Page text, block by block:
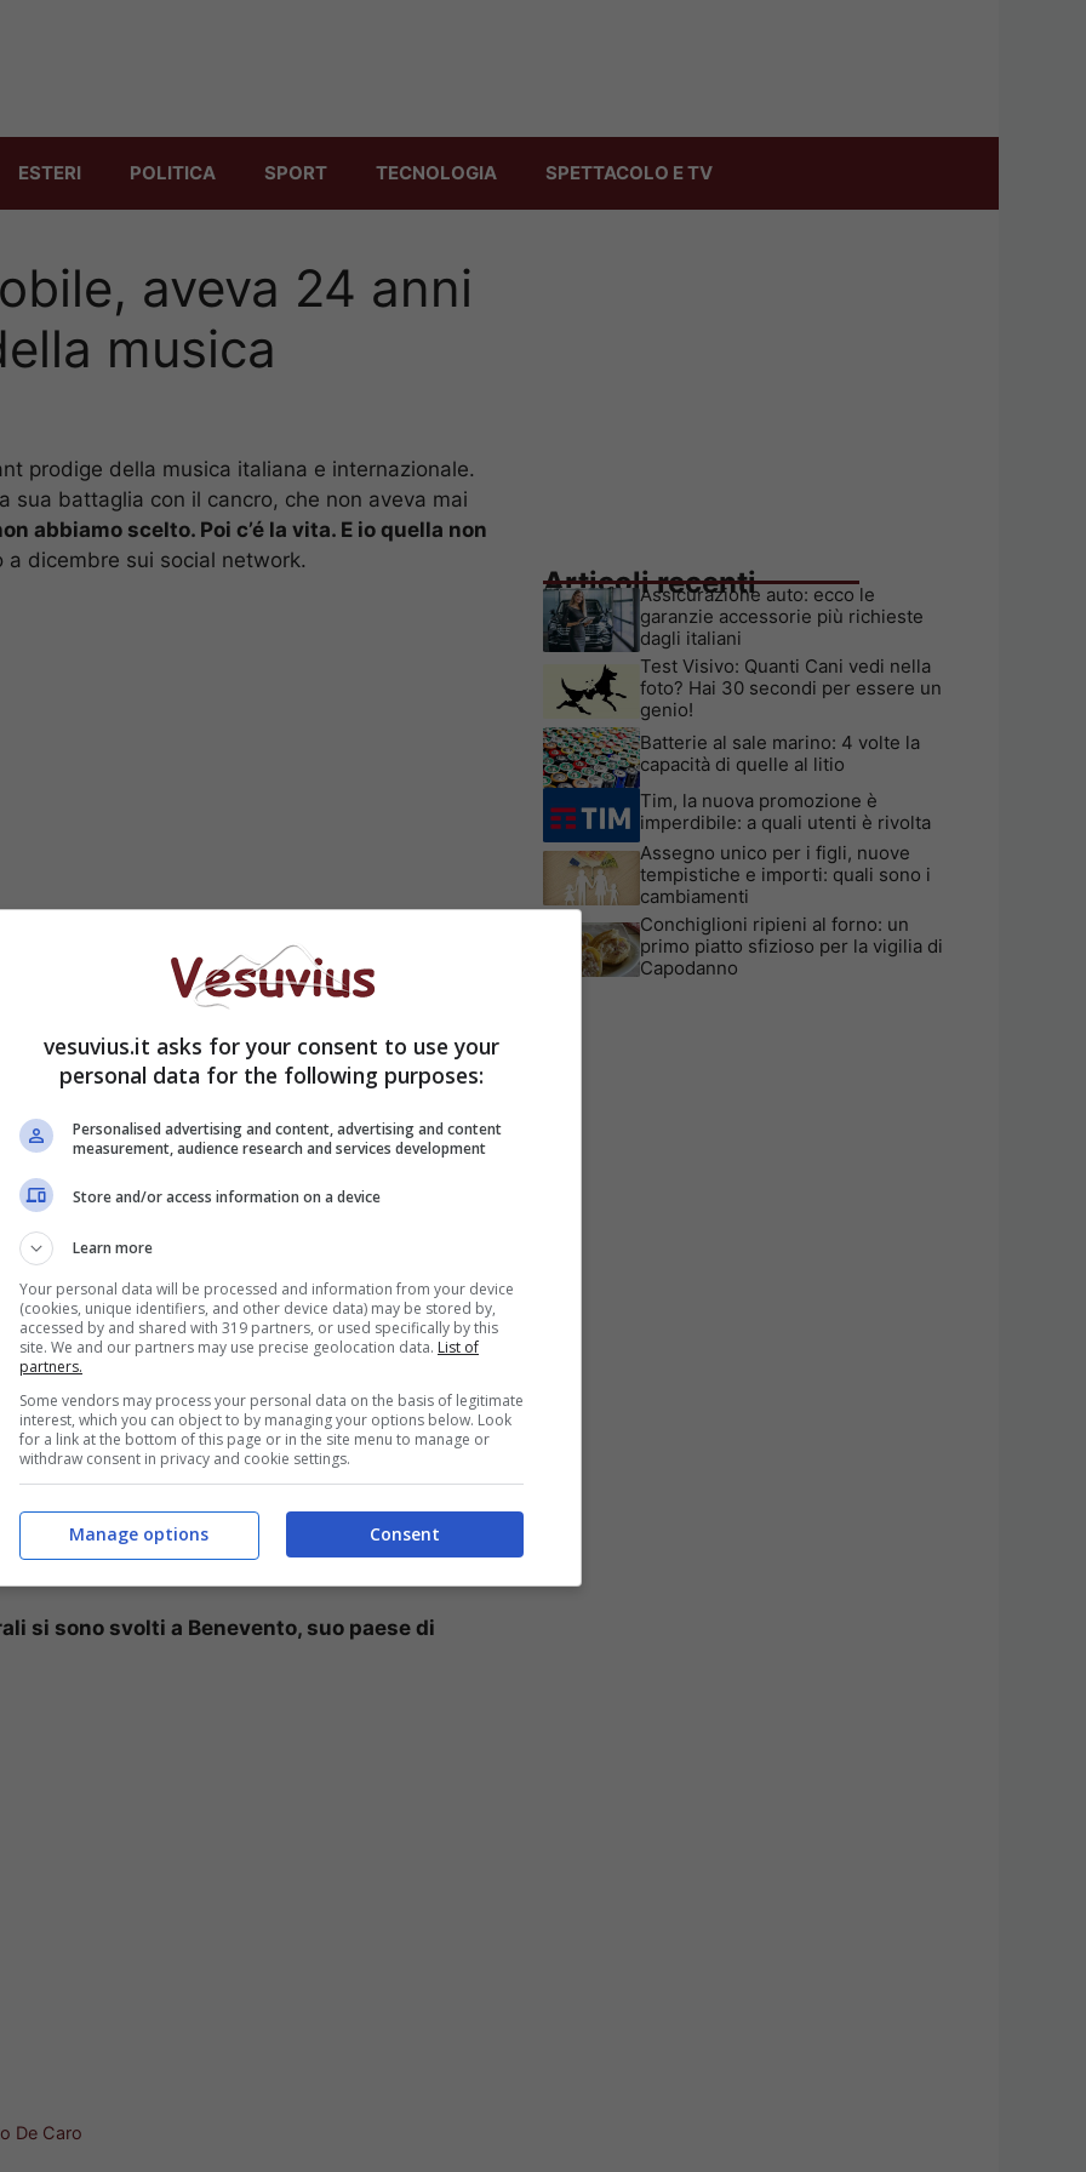
ESTERI POLITICA SPORT TECNOLOGIA SPETTACOLO E TV
aveva 24 anni
musica
prodige della musica italiana e internazionale.
sua battaglia con il cancro, che non aveva mai
abbiamo scelto. Poi c’é la vita. E io quella non
a dicembre sui social network.
in violino al Conservatorio di Benevento
Direttrice d’Orchestra presso l’Accademia di
mondo della musica, Carlotta aveva
arte contemporanea e perfezionando la sua
York.
in diversi studi europei,Carlotta Nobile era
classica non solo italiana, ma anche
poliedrico perchè, nonostante la giovane
e l’organizzazione di eventi per la diffusione
si sono svolti a Benevento, suo paese di
De Caro
Articoli recenti
Assicurazione auto: ecco le
garanzie accessorie più richieste
dagli italiani
Test Visivo: Quanti Cani vedi nella
foto? Hai 30 secondi per essere un
genio!
Batterie al sale marino: 4 volte la
capacità di quelle al litio
Tim, la nuova promozione è
imperdibile: a quali utenti è rivolta
Assegno unico per i figli, nuove
tempistiche e importi: quali sono i
cambiamenti
Conchiglioni ripieni al forno: un
primo piatto sfizioso per la vigilia di
Capodanno
vesuvius.it asks for your consent to use your
personal data for the following purposes:
Personalised advertising and content, advertising and content
measurement, audience research and services development
Store and/or access information on a device
Learn more
Your personal data will be processed and information from your device
(cookies, unique identifiers, and other device data) may be stored by,
accessed by and shared with 319 partners, or used specifically by this
site. We and our partners may use precise geolocation data. List of
partners.
Some vendors may process your personal data on the basis of legitimate
interest, which you can object to by managing your options below. Look
for a link at the bottom of this page or in the site menu to manage or
withdraw consent in privacy and cookie settings.
Consent
Manage options